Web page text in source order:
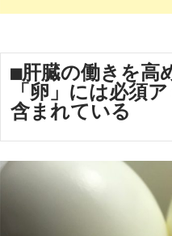
■肝臓の働きを高
「卵」には必須
含まれている